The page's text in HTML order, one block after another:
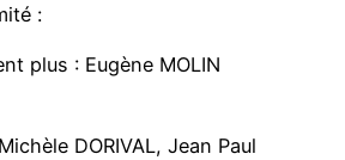
:
plus : Eugène MOLIN
DORIVAL, Jean Paul